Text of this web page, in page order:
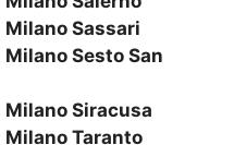
Milano Sassari
Milano Sesto San
Milano Siracusa
Milano Taranto